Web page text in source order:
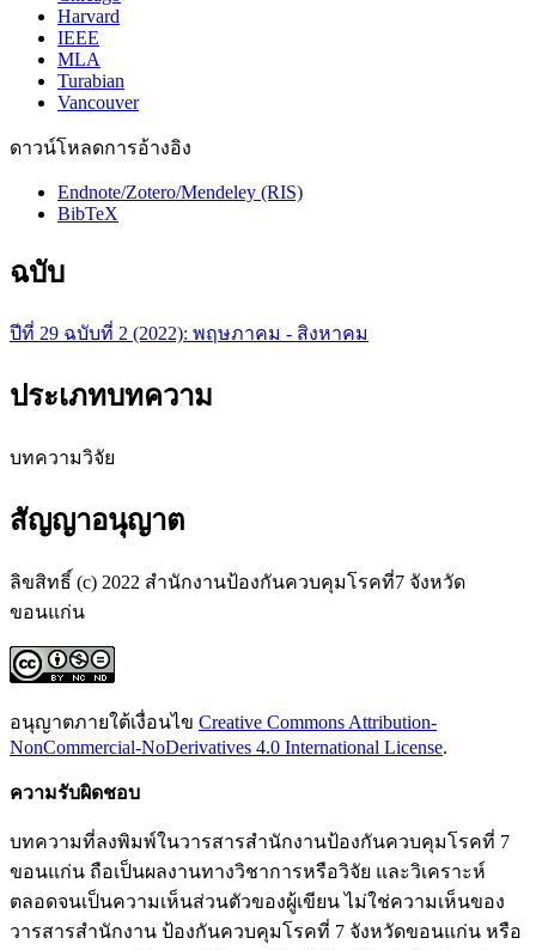
Harvard
IEEE
MLA
Turabian
Vancouver
ดาวน์โหลดการอ้างอิง
Endnote/Zotero/Mendeley (RIS)
BibTeX
ฉบับ
ปีที่ 29 ฉบับที่ 2 (2022): พฤษภาคม - สิงหาคม
ประเภทบทความ
บทความวิจัย
สัญญาอนุญาต
ลิขสิทธิ์ (c) 2022 สำนักงานป้องกันควบคุมโรคที่7 จังหวัด
ขอนแก่น
อนุญาตภายใต้เงื่อนไข Creative Commons Attribution-
NonCommercial-NoDerivatives 4.0 International License.
ความรับผิดชอบ
บทความที่ลงพิมพ์ในวารสารสำนักงานป้องกันควบคุมโรคที่ 7
ขอนแก่น ถือเป็นผลงานทางวิชาการหรือวิจัย และวิเคราะห์
ตลอดจนเป็นความเห็นส่วนตัวของผู้เขียน ไม่ใช่ความเห็นของ
วารสารสำนักงาน ป้องกันควบคุมโรคที่ 7 จังหวัดขอนแก่น หรือ